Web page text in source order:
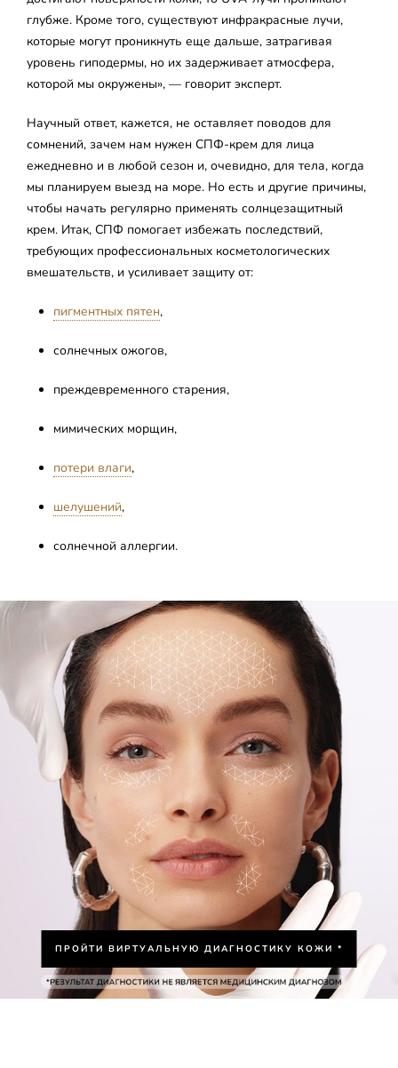
глубже. Кроме того, существуют инфракрасные лучи,
которые могут проникнуть еще дальше, затрагивая
уровень гиподермы, но их задерживает атмосфера,
которой мы окружены», — говорит эксперт.
Научный ответ, кажется, не оставляет поводов для
сомнений, зачем нам нужен СПФ-крем для лица
ежедневно и в любой сезон и, очевидно, для тела, когда
мы планируем выезд на море. Но есть и другие причины,
чтобы начать регулярно применять солнцезащитный
крем. Итак, СПФ помогает избежать последствий,
требующих профессиональных косметологических
вмешательств, и усиливает защиту от:
пигментных пятен,
солнечных ожогов,
преждевременного старения,
мимических морщин,
потери влаги,
шелушений,
солнечной аллергии.
ПРОЙТИ ВИРТУАЛЬНУЮ ДИАГНОСТИКУ КОЖИ *